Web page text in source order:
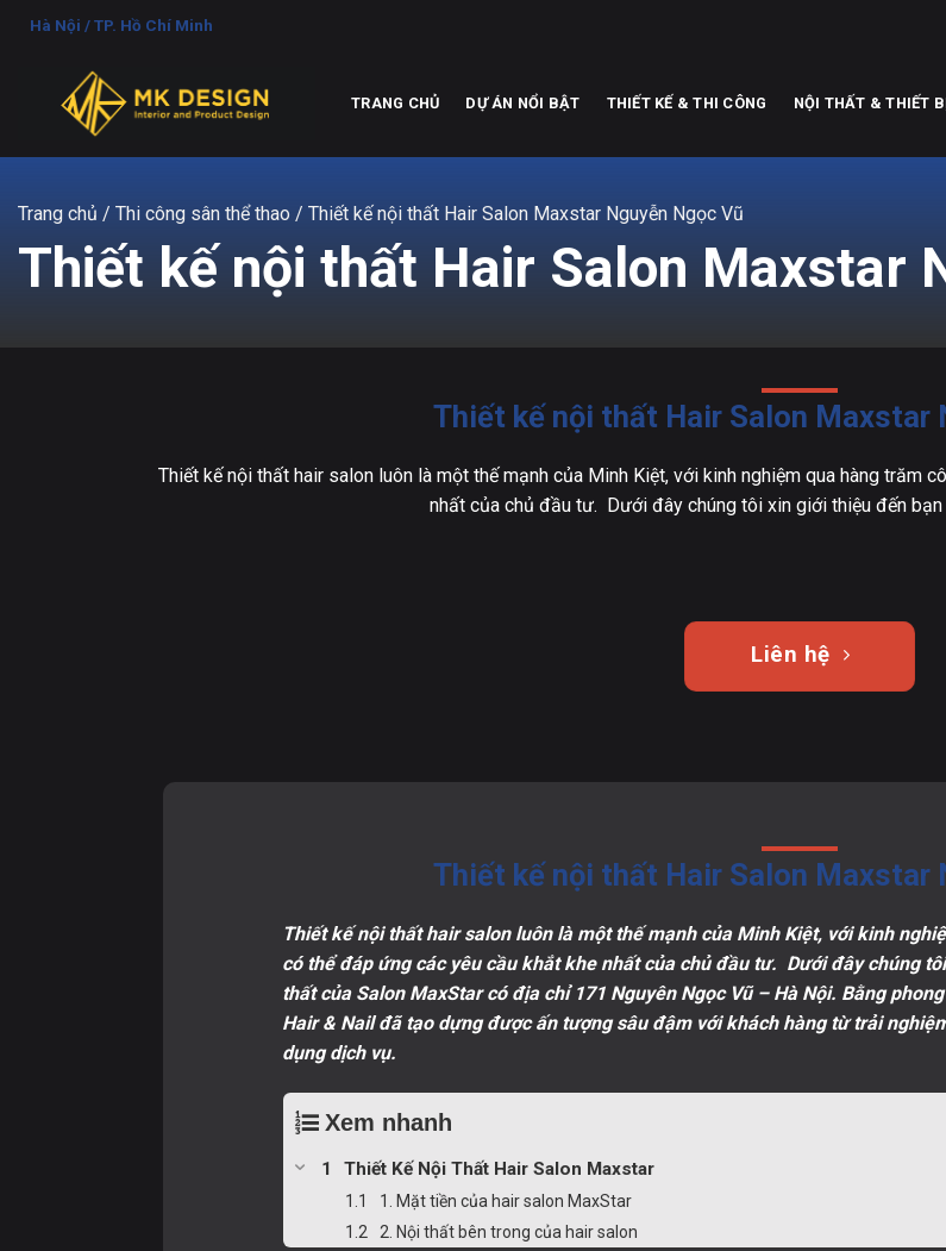
ChuyểnHà Nội / TP. Hồ Chí Minh
TRANG CHỦ DỰ ÁN NỔI BẬT THIẾT KẾ & THI CÔNG NỘI THẤT & THIẾT
Trang chủ / Thi công sân thể thao / Thiết kế nội thất Hair Salon Maxstar Nguyễn Ngọc Vũ
Thiết kế nội thất Hair Salon Maxstar
Thiết kế nội thất Hair Salon Maxstar
Thiết kế nội thất hair salon luôn là một thế mạnh của Minh Kiệt, với kinh nghiệm qua hàng trăm
nhất của chủ đầu tư. Dưới đây chúng tôi xin giới thiệu đến bạn
Liên hệ
Thiết kế nội thất Hair Salon Maxstar
Thiết kế nội thất hair salon luôn là một thế mạnh của Minh Kiệt, với kinh
có thể đáp ứng các yêu cầu khắt khe nhất của chủ đầu tư. Dưới đây chúng
thất của Salon MaxStar có địa chỉ 171 Nguyên Ngọc Vũ – Hà Nội. Bằng
Hair & Nail đã tạo dựng được ấn tượng sâu đậm với khách hàng từ trải
dụng dịch vụ.
Xem nhanh
Thiết Kế Nội Thất Hair Salon Maxstar
1. Mặt tiền của hair salon MaxStar
2. Nội thất bên trong của hair salon